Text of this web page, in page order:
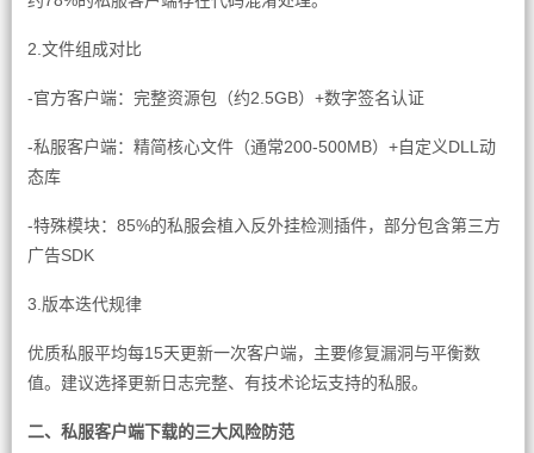
2.文件组成对比
-官方客户端：完整资源包（约2.5GB）+数字签名认证
-私服客户端：精简核心文件（通常200-500MB）+自定义DLL动
态库
-特殊模块：85%的私服会植入反外挂检测插件，部分包含第三方
广告SDK
3.版本迭代规律
优质私服平均每15天更新一次客户端，主要修复漏洞与平衡数
值。建议选择更新日志完整、有技术论坛支持的私服。
二、私服客户端下载的三大风险防范